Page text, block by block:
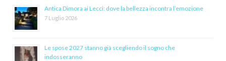
Antica Dimora ai Lecci: dove la bellezza incontra l’emozione
7 Luglio 2026
Le spose 2027 stanno già scegliendo il sogno che
indosseranno